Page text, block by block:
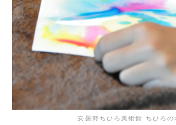
安曇野ちひろ美術館 ちひろの